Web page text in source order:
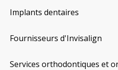
Implants dentaires
Fournisseurs d'Invisalign
Services orthodontiques et